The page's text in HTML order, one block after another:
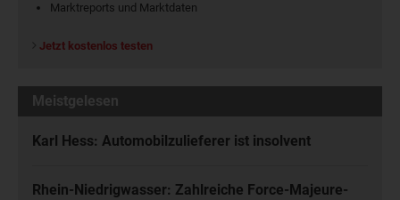
Marktreports und Marktdaten
Jetzt kostenlos testen
Meistgelesen
Karl Hess: Automobilzulieferer ist insolvent
Rhein-Niedrigwasser: Zahlreiche Force-Majeure-